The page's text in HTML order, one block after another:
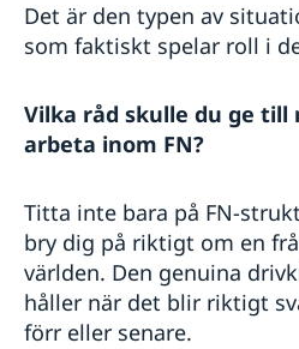
Det är den typen av
som faktiskt spelar roll i
Vilka råd skulle du ge till
arbeta inom FN?
Titta inte bara på FN-
bry dig på riktigt om en
världen. Den genuina
håller när det blir riktigt
förr eller senare.